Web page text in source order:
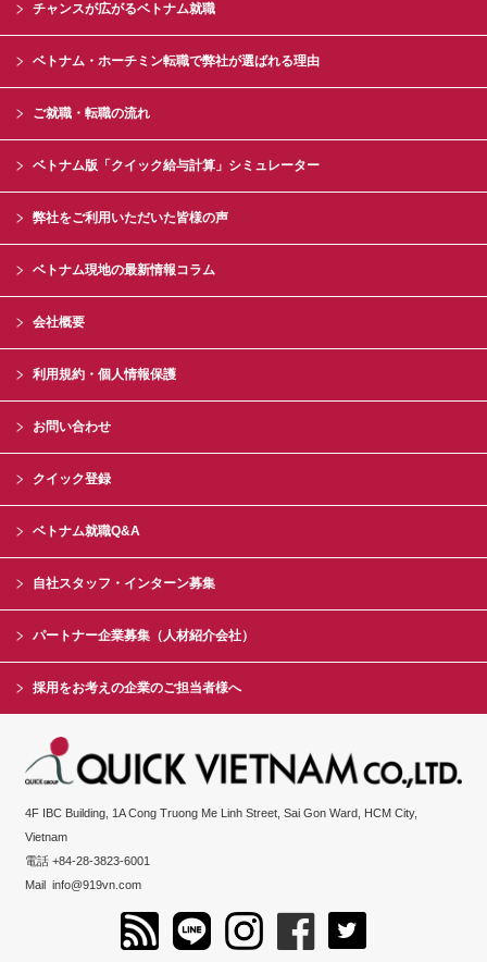
チャンスが広がるベトナム就職
ベトナム・ホーチミン転職で弊社が選ばれる理由
ご就職・転職の流れ
ベトナム版「クイック給与計算」シミュレーター
弊社をご利用いただいた皆様の声
ベトナム現地の最新情報コラム
会社概要
利用規約・個人情報保護
お問い合わせ
クイック登録
ベトナム就職Q&A
自社スタッフ・インターン募集
パートナー企業募集（人材紹介会社）
採用をお考えの企業のご担当者様へ
4F IBC Building, 1A Cong Truong Me Linh Street, Sai Gon Ward, HCM City,
Vietnam
電話 +84-28-3823-6001
Mailinfo@919vn.com